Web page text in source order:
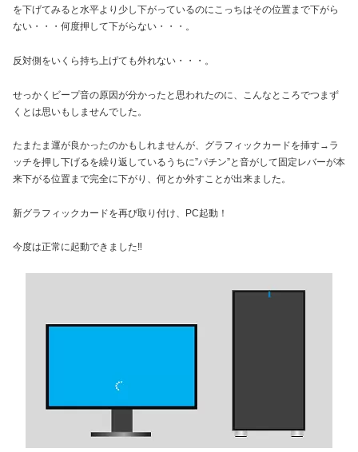
を下げてみると水平より少し下がっているのにこっちはその位置まで下がら
ない・・・何度押して下がらない・・・。
反対側をいくら持ち上げても外れない・・・。
せっかくビープ音の原因が分かったと思われたのに、こんなところでつまず
くとは思いもしませんでした。
たまたま運が良かったのかもしれませんが、グラフィックカードを挿す→ラ
ッチを押し下げるを繰り返しているうちに”パチン”と音がして固定レバーが本
来下がる位置まで完全に下がり、何とか外すことが出来ました。
新グラフィックカードを再び取り付け、PC起動！
今度は正常に起動できました‼